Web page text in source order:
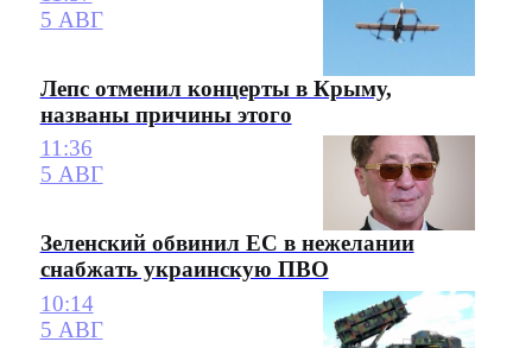
5 АВГ
Лепс отменил концерты в Крыму,
названы причины этого
11:36
5 АВГ
Зеленский обвинил ЕС в нежелании
снабжать украинскую ПВО
10:14
5 АВГ